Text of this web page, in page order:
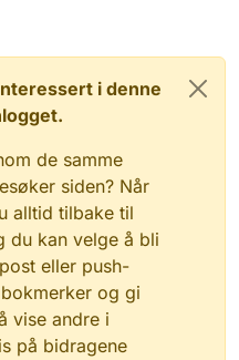
i denne
de samme
siden? Når
alltid tilbake til
du kan velge å bli
eller push-
og gi
vise andre i
på bidragene